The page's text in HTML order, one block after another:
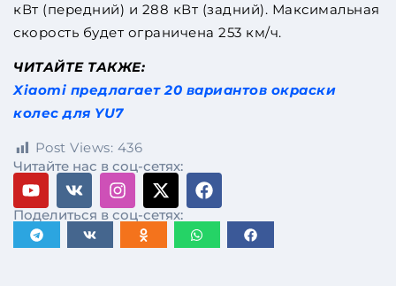
кВт (передний) и 288 кВт (задний). Максимальная
скорость будет ограничена 253 км/ч.
ЧИТАЙТЕ ТАКЖЕ:
Xiaomi предлагает 20 вариантов окраски
колес для YU7
Post Views: 436
Читайте нас в соц-сетях:
Поделиться в соц-сетях: